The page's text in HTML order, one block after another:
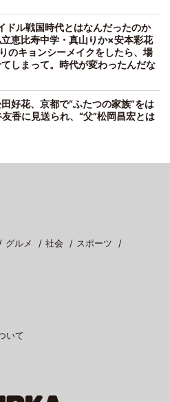
ドル戦国時代とはなんだったのか
立恵比寿中学・真山りか×安本彩花
のキョンシーメイクをしたら、場
しまって。時代が変わったんだな
好花、京都で“ふたつの家族”をは
友香に見送られ、“父”松岡昌宏とは
グルメ 社会
スポーツ
いて